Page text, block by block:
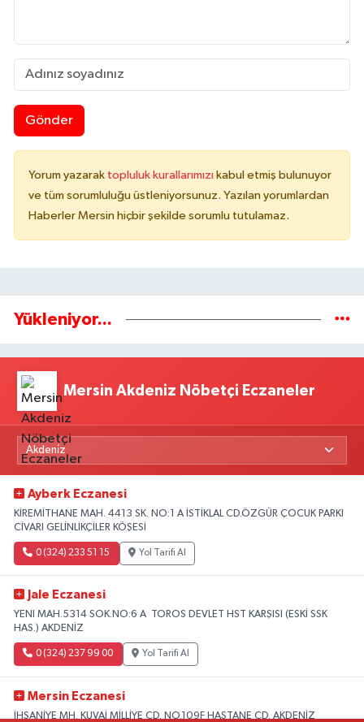
Gönder
Yorum yazarak topluluk kurallarımızı kabul etmiş bulunuyor
ve tüm sorumluluğu üstleniyorsunuz. Yazılan yorumlardan
Haberler Mersin hiçbir şekilde sorumlu tutulamaz.
Yükleniyor...
Mersin Akdeniz Nöbetçi Eczaneler
Ayberk Eczanesi
KİREMİTHANE MAH. 4413 SK. NO:1 A İSTİKLAL CD.ÖZGÜR ÇOCUK PARKI
CİVARI GELİNLİKÇİLER KÖŞESİ
0 (324) 233 51 15 Yol Tarifi Al
Jale Eczanesi
YENI MAH.5314 SOK.NO:6 A TOROS DEVLET HST KARŞISI (ESKİ SSK
HAS.) AKDENİZ
0 (324) 237 99 00 Yol Tarifi Al
Mersin Eczanesi
İHSANİYE MH. KUVAİ MİLLİYE CD. NO.109F HASTANE CD. AKDENİZ